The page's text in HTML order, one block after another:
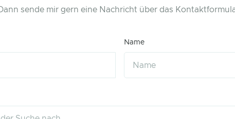
Dann sende mir gern eine Nachricht über das
Name